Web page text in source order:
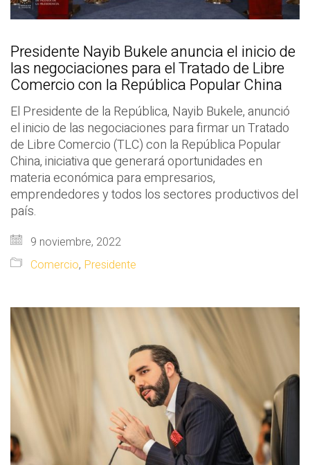
Presidente Nayib Bukele anuncia el inicio de
las negociaciones para el Tratado de Libre
Comercio con la República Popular China
El Presidente de la República, Nayib Bukele, anunció
el inicio de las negociaciones para firmar un Tratado
de Libre Comercio (TLC) con la República Popular
China, iniciativa que generará oportunidades en
materia económica para empresarios,
emprendedores y todos los sectores productivos del
país.
9 noviembre, 2022
Comercio, Presidente